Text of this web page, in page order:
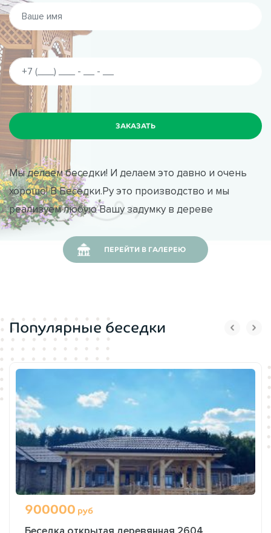
Мы делаем беседки! И делаем это давно и очень
хорошо! В Беседки.Ру это производство и мы
реализуем любую Вашу задумку в дереве
ПЕРЕЙТИ В ГАЛЕРЕЮ
Популярные беседки
900000 руб
Беседка открытая деревянная 2604